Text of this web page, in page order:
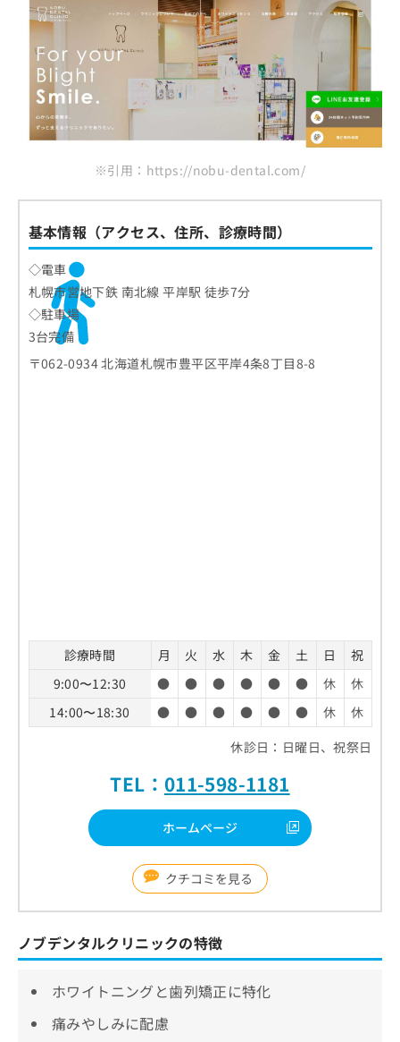
※引用：https://nobu-dental.com/
基本情報（アクセス、住所、診療時間）
◇電車
札幌市営地下鉄 南北線 平岸駅 徒歩7分
◇駐車場
3台完備
〒062-0934 北海道札幌市豊平区平岸4条8丁目8-8
診療時間 月 火 水 木 金 土 日
祝
9:00〜12:30
● ● ● ● ● ● 休
休
14:00〜18:30
● ● ● ● ● ● 休
休
休診日：日曜日、祝祭日
TEL： 011-598-1181
ホームページ
クチコミを見る
ノブデンタルクリニックの特徴
ホワイトニングと歯列矯正に特化
痛みやしみに配慮